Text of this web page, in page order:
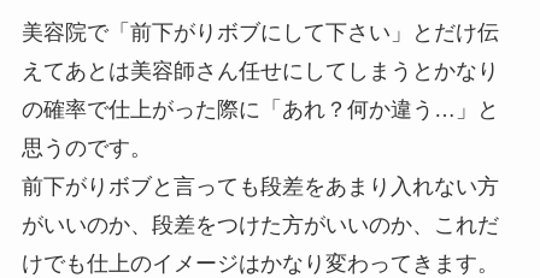
美容院で「前下がりボブにして下さい」とだけ伝
えてあとは美容師さん任せにしてしまうとかなり
の確率で仕上がった際に「あれ？何か違う…」と
思うのです。
前下がりボブと言っても段差をあまり入れない方
がいいのか、段差をつけた方がいいのか、これだ
けでも仕上のイメージはかなり変わってきます。